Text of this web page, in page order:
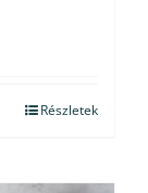
Részletek